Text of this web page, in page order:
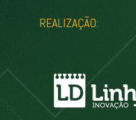
REALIZAÇÃO: